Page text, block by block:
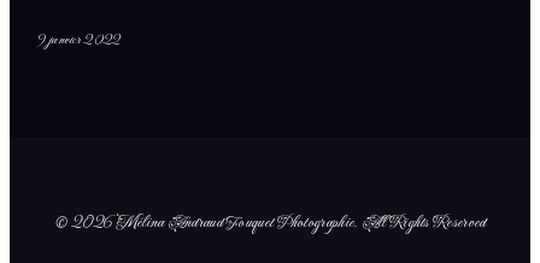
9 janvier 2022
© 2026 Mélina Andraud Fouquet Photographie. All Rights Reserved